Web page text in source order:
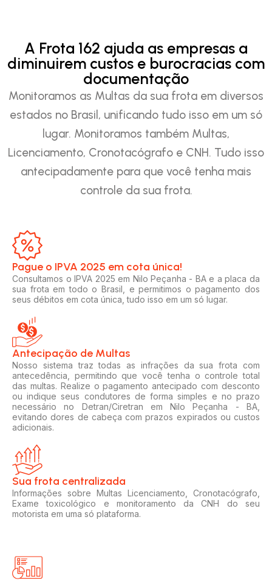
A Frota 162 ajuda as empresas a
diminuirem custos e burocracias com
documentação
Monitoramos as Multas da sua frota em diversos
estados no Brasil, unificando tudo isso em um só
lugar. Monitoramos também Multas,
Licenciamento, Cronotacógrafo e CNH. Tudo isso
antecipadamente para que você tenha mais
controle da sua frota.
Pague o IPVA 2025 em cota única!​
Consultamos o IPVA 2025 em Nilo Peçanha - BA e a placa da
sua frota em todo o Brasil, e permitimos o pagamento dos
seus débitos em cota única, tudo isso em um só lugar.
Antecipação de Multas
Nosso sistema traz todas as infrações da sua frota com
antecedência, permitindo que você tenha o controle total
das multas. Realize o pagamento antecipado com desconto
ou indique seus condutores de forma simples e no prazo
necessário no Detran/Ciretran em Nilo Peçanha - BA,
evitando dores de cabeça com prazos expirados ou custos
adicionais.
Sua frota centralizada​
Informações sobre Multas Licenciamento, Cronotacógrafo,
Exame toxicológico e monitoramento da CNH do seu
motorista em uma só plataforma.